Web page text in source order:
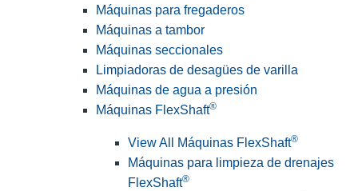
Máquinas para fregaderos
Máquinas a tambor
Máquinas seccionales
Limpiadoras de desagües de varilla
Máquinas de agua a presión
Máquinas FlexShaft®
View All Máquinas FlexShaft®
Máquinas para limpieza de drenajes
FlexShaft®